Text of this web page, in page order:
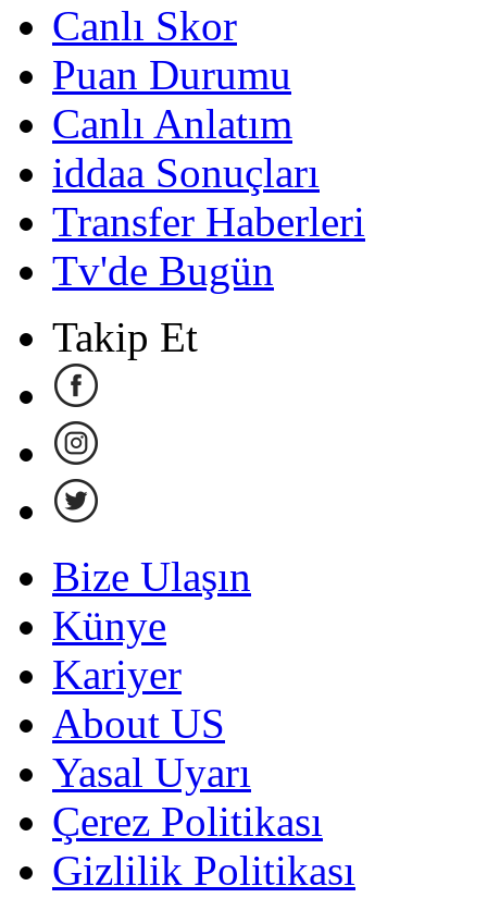
Canlı Skor
Puan Durumu
Canlı Anlatım
iddaa Sonuçları
Transfer Haberleri
Tv'de Bugün
Takip Et
Bize Ulaşın
Künye
Kariyer
About US
Yasal Uyarı
Çerez Politikası
Gizlilik Politikası